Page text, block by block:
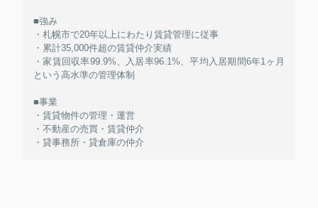
■強み
・札幌市で20年以上にわたり賃貸管理に従事
・累計35,000件超の賃貸仲介実績
・家賃回収率99.9%、入居率96.1%、平均入居期間6年1ヶ月
という高水準の管理体制
■事業
・賃貸物件の管理・運営
・不動産の売買・賃貸仲介
・貸事務所・貸倉庫の仲介